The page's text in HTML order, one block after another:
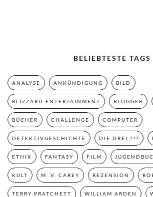
BELIEBTESTE TAGS
ANALYSE ANKÜNDIGUNG BILD
BLIZZARD ENTERTAINMENT BLOGGER
BÜCHER CHALLENGE COMPUTER
DETEKTIVGESCHICHTE DIE DREI ???
ETHIK FANTASY FILM
KULT M. V. CAREY REZENSION
TERRY PRATCHETT WILLIAM ARDEN